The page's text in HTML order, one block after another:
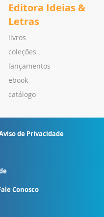
Editora Ideias &
Letras
livros
coleções
lançamentos
ebook
catálogo
de Privacidade
Conosco